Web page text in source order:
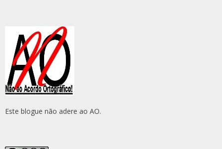
Este blogue não adere ao AO.